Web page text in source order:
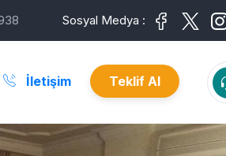
Sosyal Medya :
İletişim Teklif Al